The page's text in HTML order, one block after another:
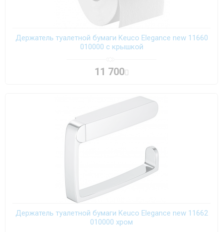
Держатель туалетной бумаги Keuco Elegance new 11660
010000 с крышкой
11 700
Держатель туалетной бумаги Keuco Elegance new 11662
010000 хром